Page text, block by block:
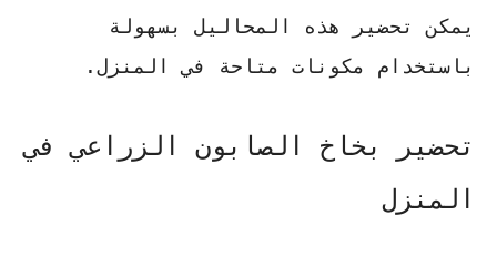
يمكن تحضير هذه المحاليل بسهولة
باستخدام مكونات متاحة في المنزل.
تحضير بخاخ الصابون الزراعي في
المنزل